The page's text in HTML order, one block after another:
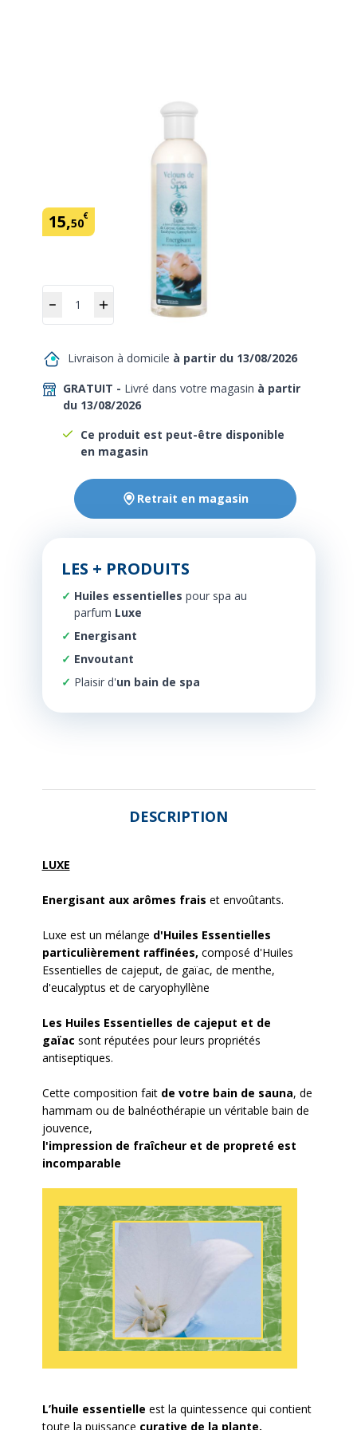
Parfum Velours pour spa luxe
Marque: Camylle
15,50€
Ajouter
GRATUIT - Livré dans votre magasin à partir
du 13/08/2026
Livraison à domicile à partir du 13/08/2026
Ce produit est peut-être disponible
en magasin
Retrait en magasin
LES + PRODUITS
Huiles essentielles pour spa au
parfum Luxe
Energisant
Envoutant
Plaisir d'un bain de spa
DESCRIPTION
LUXE
Energisant aux arômes frais et envoûtants.
Luxe est un mélange d'Huiles Essentielles
particulièrement raffinées, composé d'Huiles
Essentielles de cajeput, de gaïac, de menthe,
d'eucalyptus et de caryophyllène
Les Huiles Essentielles de cajeput et de
gaïac sont réputées pour leurs propriétés
antiseptiques.
Cette composition fait de votre bain de sauna, de
hammam ou de balnéothérapie un véritable bain de
jouvence,
l'impression de fraîcheur et de propreté est
incomparable
L’huile essentielle est la quintessence qui contient
toute la puissance curative de la plante.